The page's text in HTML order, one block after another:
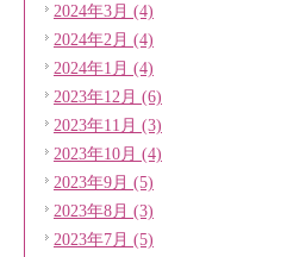
2024年3月 (4)
2024年2月 (4)
2024年1月 (4)
2023年12月 (6)
2023年11月 (3)
2023年10月 (4)
2023年9月 (5)
2023年8月 (3)
2023年7月 (5)